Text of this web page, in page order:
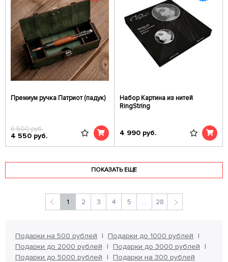
Премиум ручка Патриот (падук)
6 500руб.
4 550 руб.
Набор Картина из нитей
RingString
4 990 руб.
ПОКАЗАТЬ ЕЩЕ
1 2 3 4 5 ... 28
Подарки на 500 рублей
Подарки до 1000 рублей
Подарки до 2000 рублей
Подарки до 3000 рублей
Подарки до 5000 рублей
Подарки на 300 рублей